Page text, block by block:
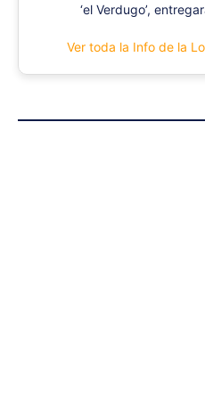
‘el Verdugo’,
Ver toda la Info de la